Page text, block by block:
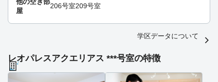
屋
206号室209号室
学区データについて
レオパレスアクエリアス ***号室の特徴